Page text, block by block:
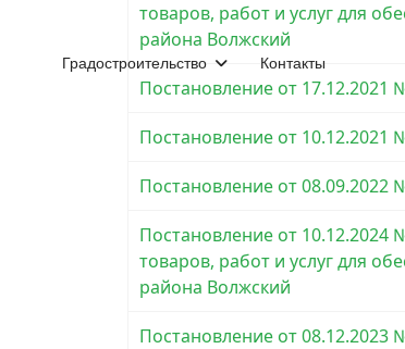
Градостроительство Контакты
товаров, работ и услуг для
района Волжский
Постановление от 17.12.2021
Постановление от 10.12.2021
Постановление от
Постановление от
товаров, работ и услуг для
района Волжский
Постановление от